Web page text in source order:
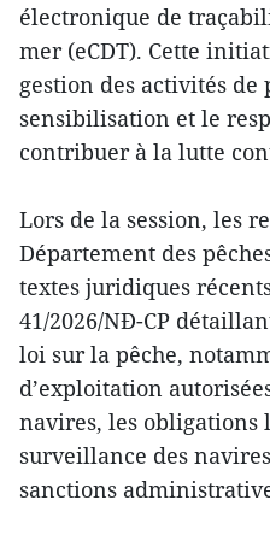
électronique de
mer (eCDT). Cette
gestion des activités
sensibilisation et le
contribuer à la lutte
Lors de la session, les
Département des
textes juridiques
41/2026/NĐ-CP
loi sur la pêche,
d’exploitation
navires, les obligations
surveillance des
sanctions